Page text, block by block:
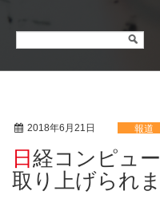
2018年6月21日 報道
日経コンピュータにLINCの活動が
取り上げられ